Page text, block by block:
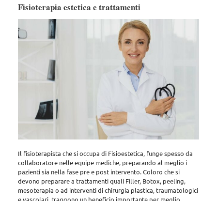
Fisioterapia estetica e trattamenti
Il fisioterapista che si occupa di Fisioestetica, funge spesso da
collaboratore nelle equipe mediche, preparando al meglio i
pazienti sia nella fase pre e post intervento. Coloro che si
devono preparare a trattamenti quali Filler, Botox, peeling,
mesoterapia o ad interventi di chirurgia plastica, traumatologici